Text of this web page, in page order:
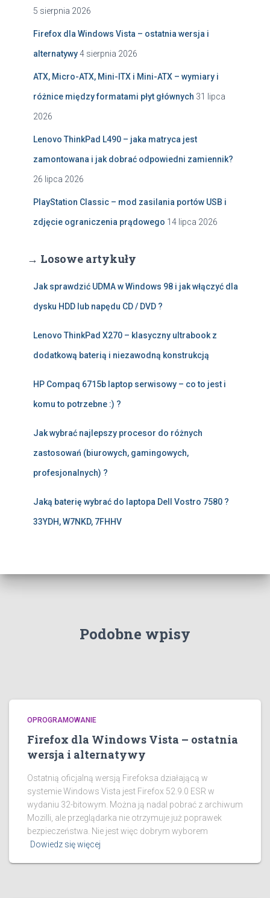
5 sierpnia 2026
Firefox dla Windows Vista – ostatnia wersja i
alternatywy4 sierpnia 2026
ATX, Micro-ATX, Mini-ITX i Mini-ATX – wymiary i
różnice między formatami płyt głównych 31 lipca
2026
Lenovo ThinkPad L490 – jaka matryca jest
zamontowana i jak dobrać odpowiedni zamiennik?
26 lipca 2026
PlayStation Classic – mod zasilania portów USB i
zdjęcie ograniczenia prądowego 14 lipca 2026
→ Losowe artykuły
Jak sprawdzić UDMA w Windows 98 i jak włączyć dla
dysku HDD lub napędu CD / DVD ?
Lenovo ThinkPad X270 – klasyczny ultrabook z
dodatkową baterią i niezawodną konstrukcją
HP Compaq 6715b laptop serwisowy – co to jest i
komu to potrzebne :) ?
Jak wybrać najlepszy procesor do różnych
zastosowań (biurowych, gamingowych,
profesjonalnych) ?
Jaką baterię wybrać do laptopa Dell Vostro 7580 ?
33YDH, W7NKD, 7FHHV
Podobne wpisy
OPROGRAMOWANIE
Firefox dla Windows Vista – ostatnia
wersja i alternatywy
Ostatnią oficjalną wersją Firefoksa działającą w
systemie Windows Vista jest Firefox 52.9.0 ESR w
wydaniu 32-bitowym. Można ją nadal pobrać z archiwum
Mozilli, ale przeglądarka nie otrzymuje już poprawek
bezpieczeństwa. Nie jest więc dobrym wyborem
Dowiedz się więcej